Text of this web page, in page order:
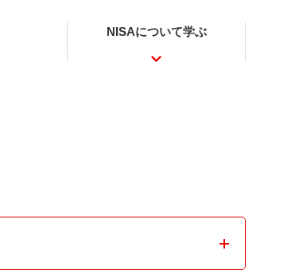
NISAについて学ぶ